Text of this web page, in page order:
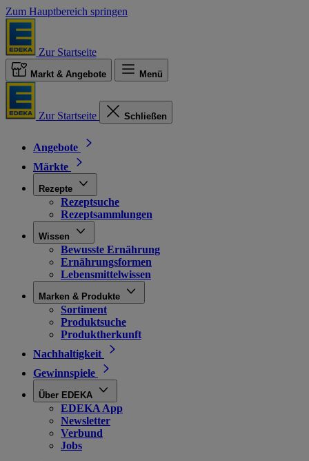
Zum Hauptbereich springen
Zur Startseite
Markt & Angebote Menü
Zur Startseite Schließen
Angebote
Märkte
Rezepte
Rezeptsuche
Rezeptsammlungen
Wissen
Bewusste Ernährung
Ernährungsformen
Lebensmittelwissen
Marken & Produkte
Sortiment
Produktsuche
Produktherkunft
Nachhaltigkeit
Gewinnspiele
Über EDEKA
EDEKA App
Newsletter
Verbund
Jobs